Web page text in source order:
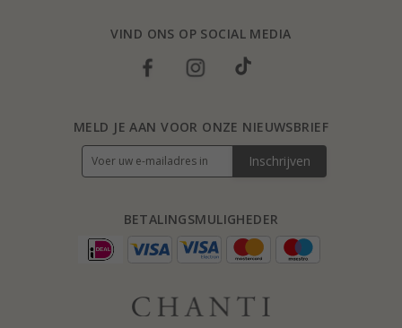
VIND ONS OP SOCIAL MEDIA
BETALINGSMULIGHEDER
MELD JE AAN VOOR ONZE NIEUWSBRIEF
Inschrijven